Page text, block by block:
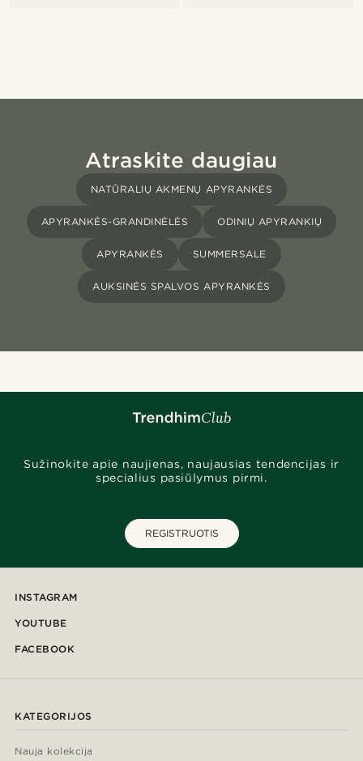
Atraskite daugiau
NATŪRALIŲ AKMENŲ APYRANKĖS
APYRANKĖS-GRANDINĖLĖS ODINIŲ APYRANKIŲ
APYRANKĖS SUMMERSALE
AUKSINĖS SPALVOS APYRANKĖS
Sužinokite apie naujienas, naujausias tendencijas ir
specialius pasiūlymus pirmi.
REGISTRUOTIS
INSTAGRAM
YOUTUBE
FACEBOOK
KATEGORIJOS
Nauja kolekcija